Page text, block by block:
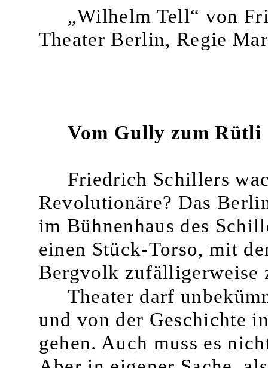
„Wilhelm Tell“ von
Theater Berlin, Regie
Vom Gully zum Rütli
Friedrich Schillers
Revolutionä­re? Das
im Bühnenhaus des
einen Stück-Torso, mit
Bergvolk zufälligerweise
Theater darf
und von der Ge­schichte
gehen. Auch muss es